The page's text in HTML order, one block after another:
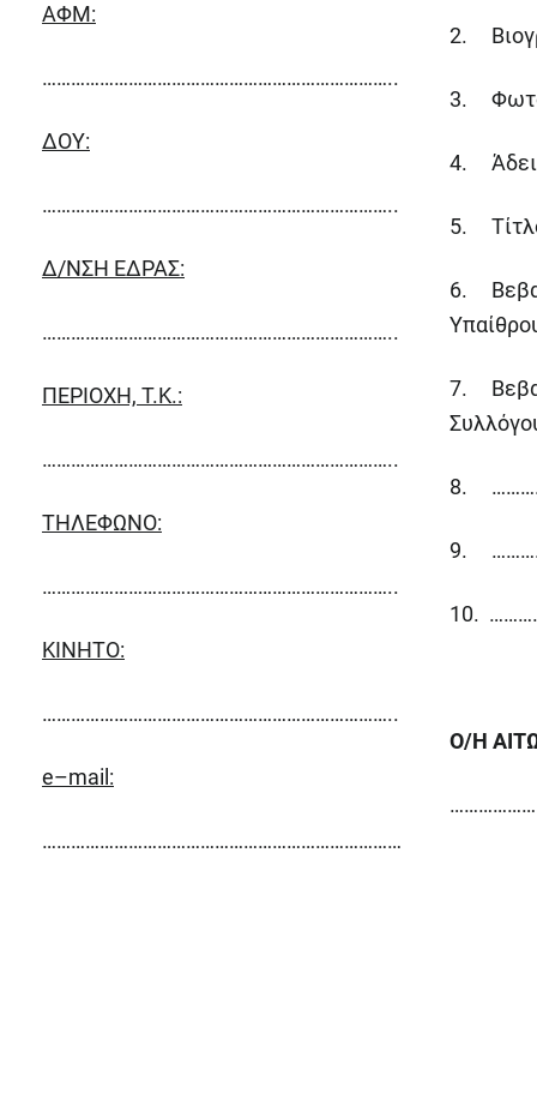
ΑΦΜ:
………………………………………………………………..
ΔΟΥ:
………………………………………………………………..
Δ/ΝΣΗ ΕΔΡΑΣ:
………………………………………………………………..
ΠΕΡΙΟΧΗ, T.K.:
………………………………………………………………..
ΤΗΛΕΦΩΝΟ:
………………………………………………………………..
KINHTO:
………………………………………………………………..
e–mail :
…………………………………………………………………
2.
3.
4.
5.
6.
7.
8.
9.
10.
Ο/Η